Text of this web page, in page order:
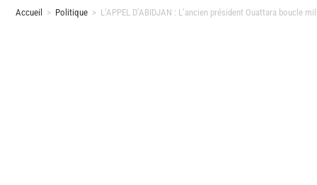
Accueil > Politique > L’APPEL D’ABIDJAN : L’ancien président Ouattara